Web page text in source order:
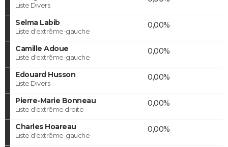
Liste Divers
Selma Labib
Liste d'extrême-gauche
0,00%
Camille Adoue
Liste d'extrême-gauche
0,00%
Edouard Husson
Liste Divers
0,00%
Pierre-Marie Bonneau
Liste d'extrême droite
0,00%
Charles Hoareau
Liste d'extrême-gauche
0,00%